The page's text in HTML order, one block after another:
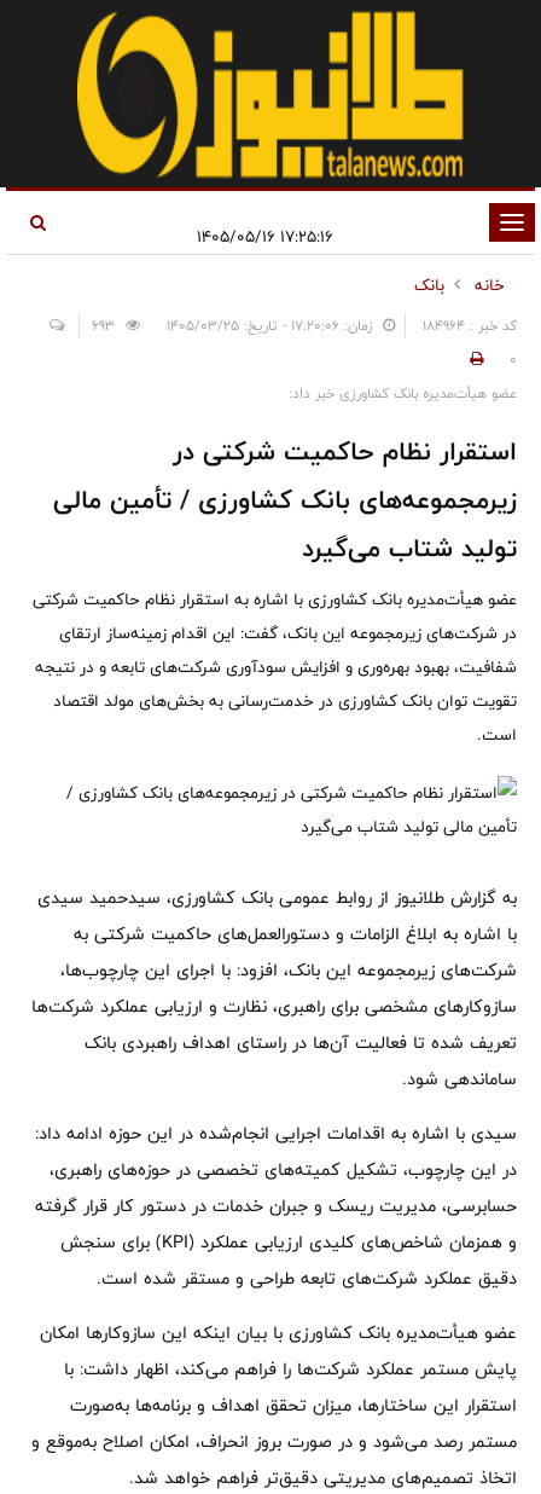
تغییر
وضعیت
ناوبری
خانه
بانک
کد خبر : 184964 زمان: ۱۷:۲۰:۰۶ - تاریخ: ۱۴۰۵/۰۳/۲۵
0
عضو هیأت‌مدیره بانک کشاورزی خبر داد:
استقرار نظام حاکمیت شرکتی در
زیرمجموعه‌های بانک کشاورزی / تأمین مالی
تولید شتاب می‌گیرد
عضو هیأت‌مدیره بانک کشاورزی با اشاره به استقرار نظام حاکمیت شرکتی
در شرکت‌های زیرمجموعه این بانک، گفت: این اقدام زمینه‌ساز ارتقای
شفافیت، بهبود بهره‌وری و افزایش سودآوری شرکت‌های تابعه و در نتیجه
تقویت توان بانک کشاورزی در خدمت‌رسانی به بخش‌های مولد اقتصاد
است.
به گزارش طلانیوز از روابط عمومی بانک کشاورزی، سیدحمید سیدی
با اشاره به ابلاغ الزامات و دستورالعمل‌های حاکمیت شرکتی به
شرکت‌های زیرمجموعه این بانک، افزود: با اجرای این چارچوب‌ها،
سازوکارهای مشخصی برای راهبری، نظارت و ارزیابی عملکرد شرکت‌ها
تعریف شده تا فعالیت آن‌ها در راستای اهداف راهبردی بانک
ساماندهی شود.
سیدی با اشاره به اقدامات اجرایی انجام‌شده در این حوزه ادامه داد:
در این چارچوب، تشکیل کمیته‌های تخصصی در حوزه‌های راهبری،
حسابرسی، مدیریت ریسک و جبران خدمات در دستور کار قرار گرفته
و همزمان شاخص‌های کلیدی ارزیابی عملکرد (KPI) برای سنجش
دقیق عملکرد شرکت‌های تابعه طراحی و مستقر شده است.
عضو هیأت‌مدیره بانک کشاورزی با بیان اینکه این سازوکارها امکان
پایش مستمر عملکرد شرکت‌ها را فراهم می‌کند، اظهار داشت: با
استقرار این ساختارها، میزان تحقق اهداف و برنامه‌ها به‌صورت
مستمر رصد می‌شود و در صورت بروز انحراف، امکان اصلاح به‌موقع و
اتخاذ تصمیم‌های مدیریتی دقیق‌تر فراهم خواهد شد.